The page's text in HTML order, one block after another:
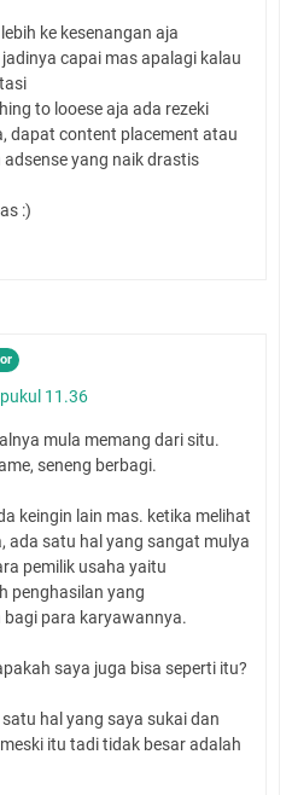
ke kesenangan aja
capai mas apalagi kalau
to looese aja ada rezeki
dapat content placement atau
yang naik drastis
:)
11.36
mula memang dari situ.
seneng berbagi.
keingin lain mas. ketika melihat
ada satu hal yang sangat mulya
pemilik usaha yaitu
penghasilan yang
bagi para karyawannya.
saya juga bisa seperti itu?
hal yang saya sukai dan
itu tadi tidak besar adalah